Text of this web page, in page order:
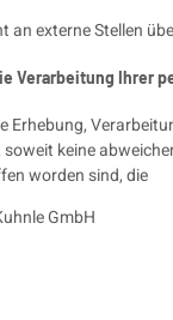
an externe Stellen
Verarbeitung Ihrer
Erhebung,
keine
worden sind, die
GmbH